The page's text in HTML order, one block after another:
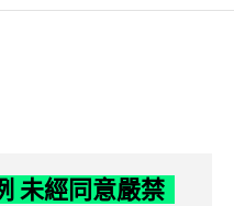
未經同意嚴禁